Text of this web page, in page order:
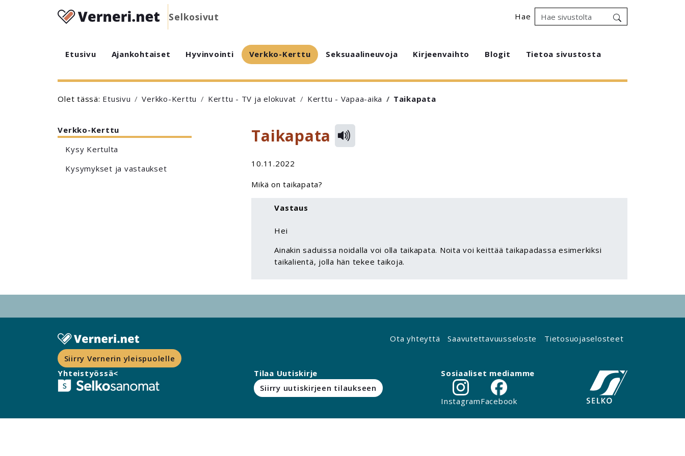
Selkosivut Hae
Etusivu Ajankohtaiset Hyvinvointi Verkko-Kerttu Seksuaalineuvoja Kirjeenvaihto Blogit Tietoa sivustosta
Olet tässä: Etusivu Verkko-Kerttu Kerttu - TV ja elokuvat Kerttu - Vapaa-aika Taikapata
Verkko-Kerttu
Kysy Kertulta
Kysymykset ja vastaukset
Taikapata
10.11.2022
Mikä on taikapata?
Vastaus
Hei
Ainakin saduissa noidalla voi olla taikapata. Noita voi keittää taikapadassa esimerkiksi
taikalientä, jolla hän tekee taikoja.
Siirry Vernerin yleispuolelle
Ota yhteyttä Saavutettavuusseloste Tietosuojaselosteet
Yhteistyössä<
Tilaa Uutiskirje
Siirry uutiskirjeen tilaukseen
Sosiaaliset mediamme
InstagramFacebook